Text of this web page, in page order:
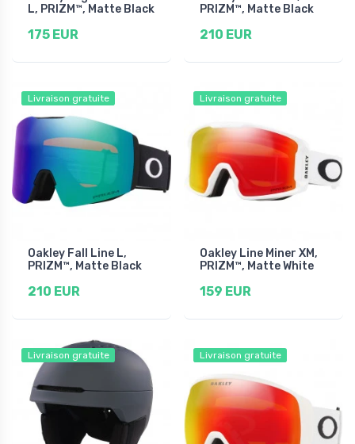
L, PRIZM™, Matte Black
175 EUR
PRIZM™, Matte Black
210 EUR
Livraison gratuite
Oakley Fall Line L,
PRIZM™, Matte Black
210 EUR
Livraison gratuite
Oakley Line Miner XM,
PRIZM™, Matte White
159 EUR
Livraison gratuite Livraison gratuite